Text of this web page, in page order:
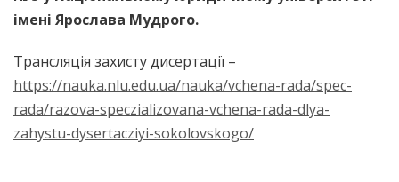
імені Ярослава Мудрого.
Трансляція захисту дисертації –
https://nauka.nlu.edu.ua/nauka/vchena-rada/spec-
rada/razova-speczializovana-vchena-rada-dlya-
zahystu-dysertacziyi-sokolovskogo/